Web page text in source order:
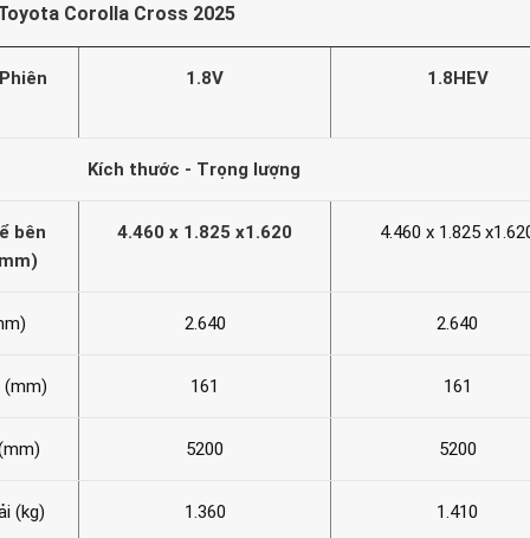
Corolla Cross 2025
1.8V 1.8HEV
Kích thước - Trọng lượng
bên
4.460 x 1.825 x1.620 4.460 x 1.825
2.640 2.640
(mm) 161 161
5200 5200
(kg) 1.360 1.410